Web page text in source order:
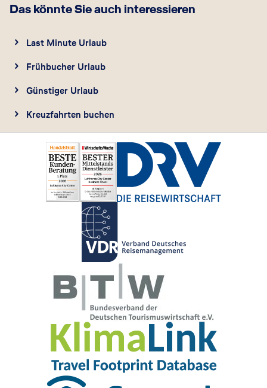
Das könnte Sie auch interessieren
Last Minute Urlaub
Frühbucher Urlaub
Günstiger Urlaub
Kreuzfahrten buchen